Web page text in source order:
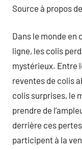
Source à propos de
Dans le monde
ligne, les colis
mystérieux. Entre
reventes de colis
colis surprises, le
prendre de
derrière ces
participent à la